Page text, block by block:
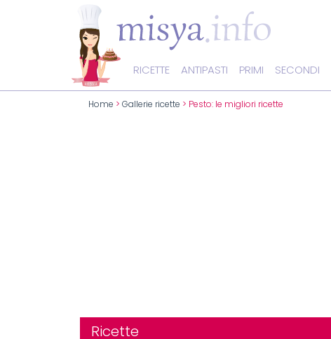
RICETTE ANTIPASTI PRIMI SECONDI
Home > Gallerie ricette > Pesto: le migliori ricette
Ricette